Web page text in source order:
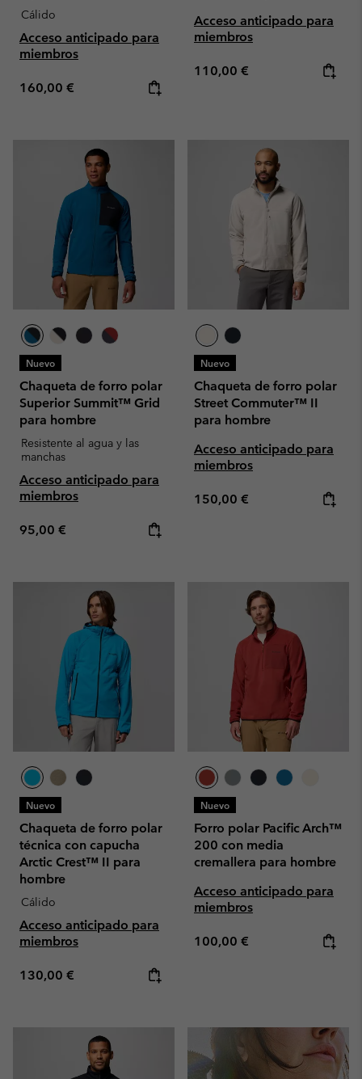
Cálido
Acceso anticipado para
miembros
Regular price:
160,00 €
Acceso anticipado para
miembros
Regular price:
110,00 €
Nuevo
Chaqueta de forro polar
Superior Summit™ Grid
para hombre
Resistente al agua y las
manchas
Acceso anticipado para
miembros
Regular price:
95,00 €
Nuevo
Chaqueta de forro polar
Street Commuter™ II
para hombre
Acceso anticipado para
miembros
Regular price:
150,00 €
Nuevo
Chaqueta de forro polar
técnica con capucha
Arctic Crest™ II para
hombre
Cálido
Acceso anticipado para
miembros
Regular price:
130,00 €
Nuevo
Forro polar Pacific Arch™
200 con media
cremallera para hombre
Acceso anticipado para
miembros
Regular price:
100,00 €